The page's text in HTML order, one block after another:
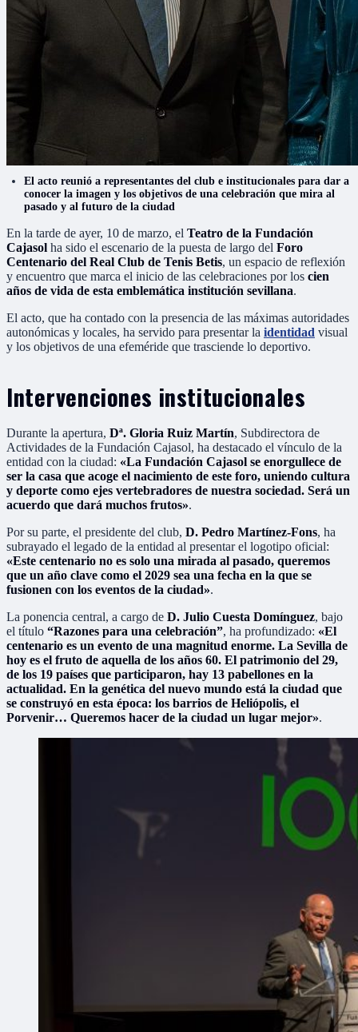
El acto reunió a representantes del club e institucionales para dar a
conocer la imagen y los objetivos de una celebración que mira al
pasado y al futuro de la ciudad
En la tarde de ayer, 10 de marzo, el Teatro de la Fundación
Cajasol ha sido el escenario de la puesta de largo del Foro
Centenario del Real Club de Tenis Betis, un espacio de reflexión
y encuentro que marca el inicio de las celebraciones por los cien
años de vida de esta emblemática institución sevillana.
El acto, que ha contado con la presencia de las máximas autoridades
autonómicas y locales, ha servido para presentar la identidad visual
y los objetivos de una efeméride que trasciende lo deportivo.
Intervenciones institucionales
Durante la apertura, Dª. Gloria Ruiz Martín, Subdirectora de
Actividades de la Fundación Cajasol, ha destacado el vínculo de la
entidad con la ciudad: «La Fundación Cajasol se enorgullece de
ser la casa que acoge el nacimiento de este foro, uniendo cultura
y deporte como ejes vertebradores de nuestra sociedad. Será un
acuerdo que dará muchos frutos».
Por su parte, el presidente del club, D. Pedro Martínez-Fons, ha
subrayado el legado de la entidad al presentar el logotipo oficial:
«Este centenario no es solo una mirada al pasado, queremos
que un año clave como el 2029 sea una fecha en la que se
fusionen con los eventos de la ciudad».
La ponencia central, a cargo de D. Julio Cuesta Domínguez, bajo
el título “Razones para una celebración”, ha profundizado: «El
centenario es un evento de una magnitud enorme. La Sevilla de
hoy es el fruto de aquella de los años 60. El patrimonio del 29,
de los 19 países que participaron, hay 13 pabellones en la
actualidad. En la genética del nuevo mundo está la ciudad que
se construyó en esta época: los barrios de Heliópolis, el
Porvenir… Queremos hacer de la ciudad un lugar mejor».